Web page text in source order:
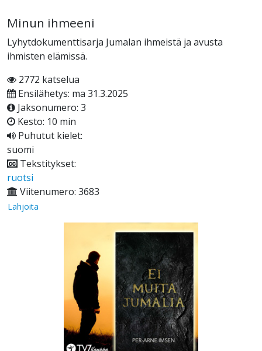
Minun ihmeeni
Lyhytdokumenttisarja Jumalan ihmeistä ja avusta
ihmisten elämissä.
2772 katselua
Ensilähetys: ma 31.3.2025
Jaksonumero: 3
Kesto: 10 min
Puhutut kielet:
suomi
Tekstitykset:
ruotsi
Viitenumero: 3683
Lahjoita